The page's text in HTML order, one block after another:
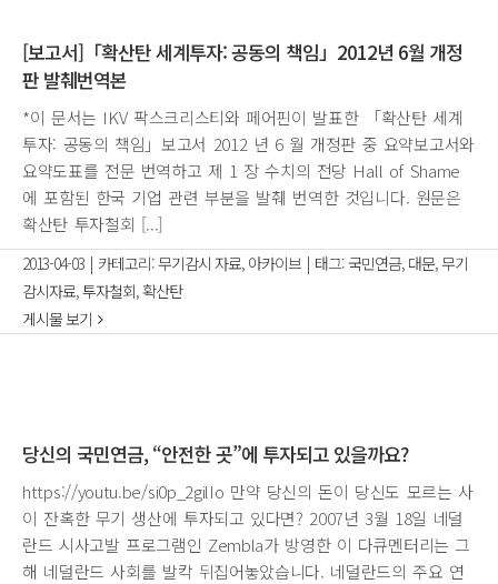
[보고서]「확산탄 세계투자: 공동의 책임」2012년 6월 개정
판 발췌번역본
*이 문서는 IKV 팍스크리스티와 페어핀이 발표한 「확산탄 세계
투자: 공동의 책임」보고서 2012 년 6 월 개정판 중 요약보고서와
요약도표를 전문 번역하고 제 1 장 수치의 전당 Hall of Shame
에 포함된 한국 기업 관련 부분을 발췌 번역한 것입니다. 원문은
확산탄 투자철회 [...]
2013-04-03 | 카테고리:무기감시 자료, 아카이브 | 태그:국민연금, 대문,무기
감시자료,투자철회,확산탄
게시물 보기
당신의 국민연금, “안전한 곳”에 투자되고 있을까요?
https://youtu.be/si0p_2gilIo 만약 당신의 돈이 당신도 모르는 사
이 잔혹한 무기 생산에 투자되고 있다면? 2007년 3월 18일 네덜
란드 시사고발 프로그램인 Zembla가 방영한 이 다큐멘터리는 그
해 네덜란드 사회를 발칵 뒤집어놓았습니다. 네덜란드의 주요 연